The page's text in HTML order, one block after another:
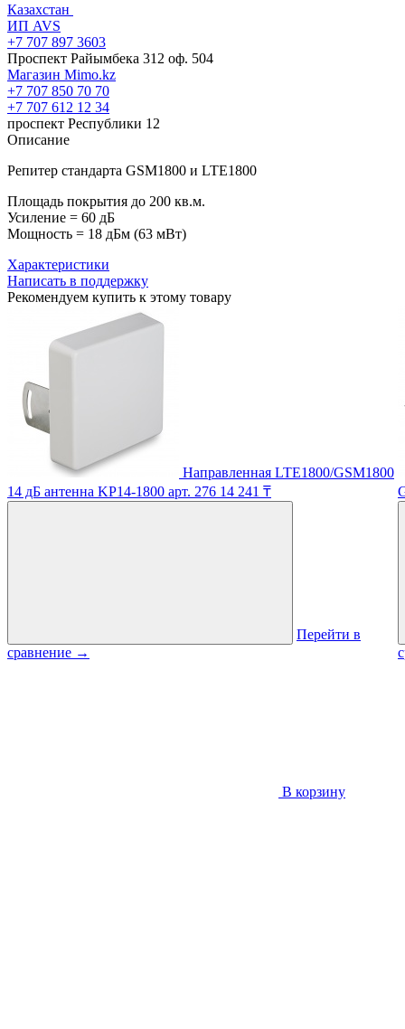
Казахстан
ИП AVS
+7 707 897 3603
Проспект Райымбека 312 оф. 504
Магазин Mimo.kz
+7 707 850 70 70
+7 707 612 12 34
проспект Республики 12
Описание
Репитер стандарта GSM1800 и LTE1800
Площадь покрытия до 200 кв.м.
Усиление = 60 дБ
Мощность = 18 дБм (63 мВт)
Характеристики
Написать в поддержку
Рекомендуем купить к этому товару
Направленная LTE1800/GSM1800
14 дБ антенна KP14-1800 арт. 276 14 241 ₸
Перейти в
сравнение →
В корзину